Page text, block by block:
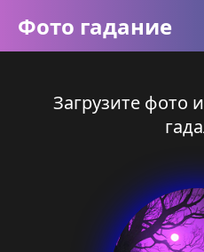
Фото гадание
Загрузите фото